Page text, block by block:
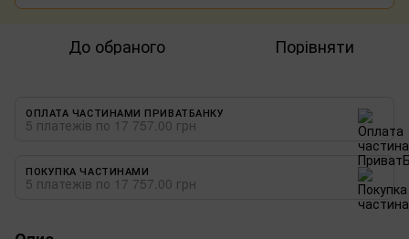
До обраного Порівняти
ОПЛАТА ЧАСТИНАМИ ПРИВАТБАНКУ
5 платежів по 17 757.00 грн
ПОКУПКА ЧАСТИНАМИ
5 платежів по 17 757.00 грн